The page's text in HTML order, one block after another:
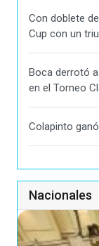
Con doblete
Cup con un
Boca derrotó
en el Torneo
Colapinto
Nacionales